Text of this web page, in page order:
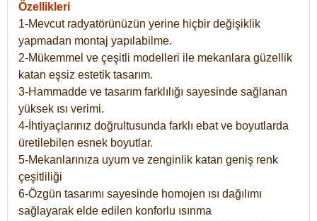
Özellikleri
1-Mevcut radyatörünüzün yerine hiçbir değişiklik
yapmadan montaj yapılabilme.
2-Mükemmel ve çeşitli modelleri ile mekanlara güzellik
katan eşsiz estetik tasarım.
3-Hammadde ve tasarım farklılığı sayesinde sağlanan
yüksek ısı verimi.
4-İhtiyaçlarınız doğrultusunda farklı ebat ve boyutlarda
üretilebilen esnek boyutlar.
5-Mekanlarınıza uyum ve zenginlik katan geniş renk
çeşitliliği
6-Özgün tasarımı sayesinde homojen ısı dağılımı
sağlayarak elde edilen konforlu ısınma